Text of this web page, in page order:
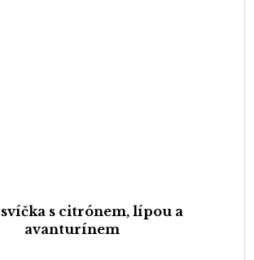
s citrónem, lípou a
avanturínem